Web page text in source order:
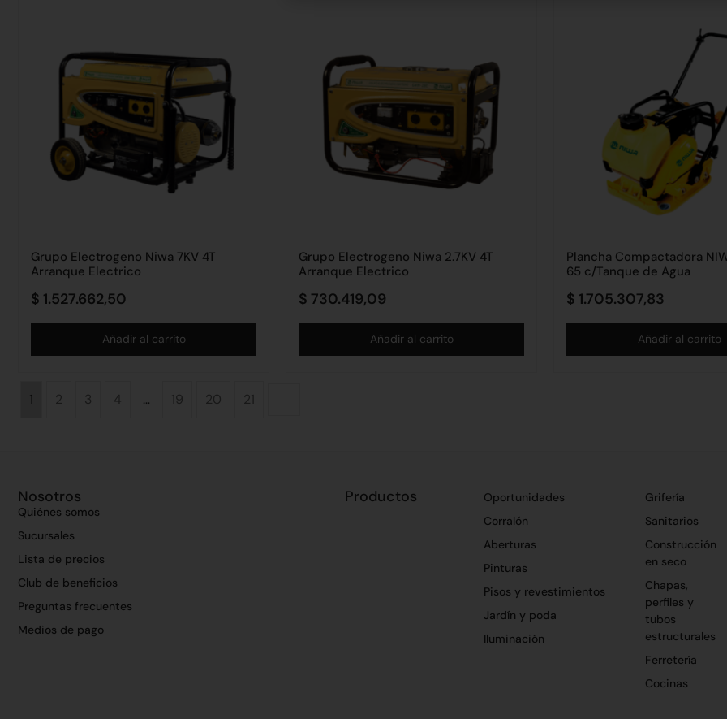
Grupo Electrogeno Niwa 7KV 4T
Arranque Electrico
$ 1.527.662,50
Añadir al carrito
Grupo Electrogeno Niwa 2.7KV 4T
Arranque Electrico
$ 730.419,09
Añadir al carrito
Plancha Compactadora
65 c/Tanque de Agua
$ 1.705.307,83
Añadir al carrito
1 2 3 4 … 19 20 21
Nosotros
Quiénes somos
Sucursales
Lista de precios
Club de beneficios
Preguntas frecuentes
Medios de pago
Productos
Oportunidades
Corralón
Aberturas
Pinturas
Pisos y revestimientos
Jardín y poda
Iluminación
Grifería
Sanitarios
Construcción
en seco
Chapas,
perfiles y
tubos
estructurales
Ferretería
Cocinas